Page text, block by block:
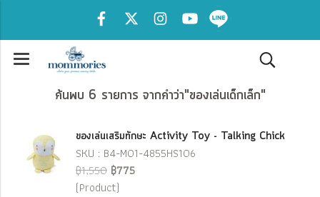
ค้นพบ 6 รายการ จากคำว่า"ของเล่นเด็กเล็ก"
ของเล่นเสริมทักษะ Activity Toy - Talking Chick
SKU : B4-M01-4855HS106
฿1,550 ฿775
(Product)